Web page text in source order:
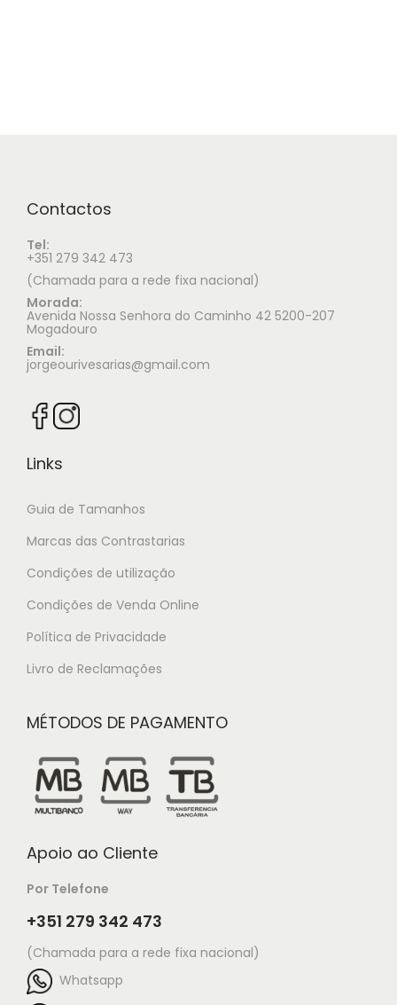
Contactos
Tel:
+351 279 342 473
(Chamada para a rede fixa nacional)
Morada:
Avenida Nossa Senhora do Caminho 42 5200-207
Mogadouro
Email:
jorgeourivesarias@gmail.com
Links
Guia de Tamanhos
Marcas das Contrastarias
Condições de utilização
Condições de Venda Online
Política de Privacidade
Livro de Reclamações
MÉTODOS DE PAGAMENTO
Apoio ao Cliente
Por Telefone
+351 279 342 473
(Chamada para a rede fixa nacional)
Whatsapp